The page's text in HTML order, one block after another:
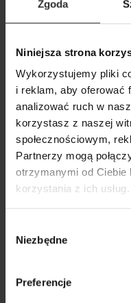
Zgoda
Niniejsza strona
Wykorzystujemy pliki
i reklam, aby oferować
analizować ruch w
korzystasz z naszej
społecznościowym,
Partnerzy mogą
otrzymanymi od
korzystania z ich usług.
zgody
Niezbędne
Preferencje
Czarny zestaw
szerokimi
Black
449,00 zł
Wszystkie produkty